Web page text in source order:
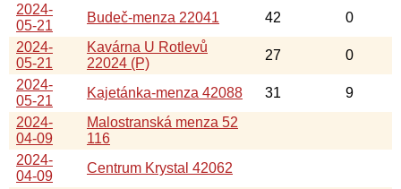
2024-
05-21
Budeč-menza 22041 42
0
2024-
05-21
Kavárna U Rotlevů
22024 (P)
27
0
2024-
05-21
Kajetánka-menza 42088 31
9
2024-
04-09
Malostranská menza 52
116
2024-
04-09
Centrum Krystal 42062